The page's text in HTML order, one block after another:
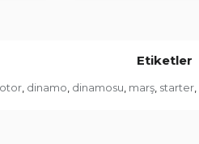
Etiketler
, dinamo dinamosu marş, starter,